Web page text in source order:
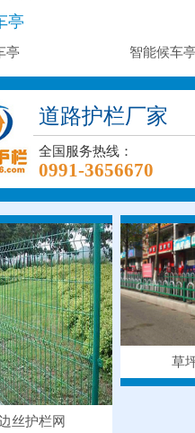
亭
亭 智能候车亭
道路护栏厂家
全国服务热线：
0991-3656670
丝护栏网
草